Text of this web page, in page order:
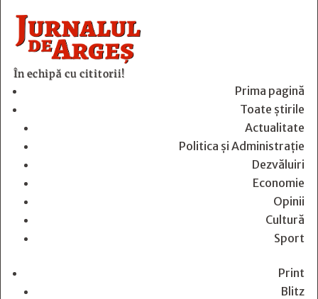
În echipă cu cititorii!
Prima pagină
Toate știrile
Actualitate
Politica și Administrație
Dezvăluiri
Economie
Opinii
Cultură
Sport
Print
Blitz